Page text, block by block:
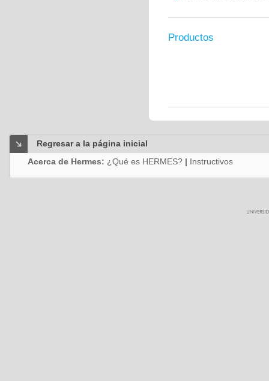
Productos
Regresar a la página inicial
Acerca de Hermes: ¿Qué es HERMES? | Instructivos